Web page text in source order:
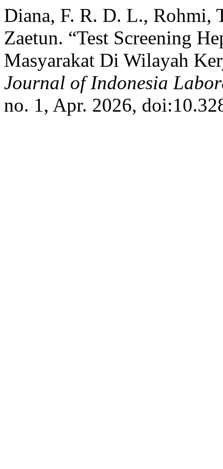
Diana, F. R. D. L., Rohmi,
Zaetun. “Test Screening
Masyarakat Di Wilayah
Journal of Indonesia
no. 1, Apr. 2026,